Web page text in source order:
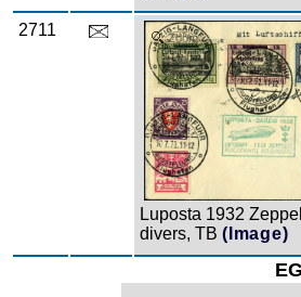
2711 Zoom
Luposta 1932
divers, TB (Image)